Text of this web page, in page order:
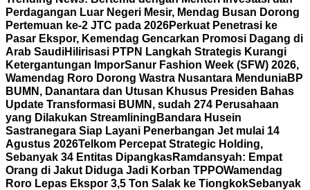
Perdagangan Luar Negeri Mesir, Mendag Busan Dorong
Pertemuan ke-2 JTC pada 2026Perkuat Penetrasi ke
Pasar Ekspor, Kemendag Gencarkan Promosi Dagang di
Arab SaudiHilirisasi PTPN Langkah Strategis Kurangi
Ketergantungan ImporSanur Fashion Week (SFW) 2026,
Wamendag Roro Dorong Wastra Nusantara MenduniaBP
BUMN, Danantara dan Utusan Khusus Presiden Bahas
Update Transformasi BUMN, sudah 274 Perusahaan
yang Dilakukan Streamlining Bandara Husein
Sastranegara Siap Layani Penerbangan Jet mulai 14
Agustus 2026Telkom Percepat Strategic Holding,
Sebanyak 34 Entitas DipangkasRamdansyah: Empat
Orang di Jakut Diduga Jadi Korban TPPOWamendag
Roro Lepas Ekspor 3,5 Ton Salak ke TiongkokSebanyak